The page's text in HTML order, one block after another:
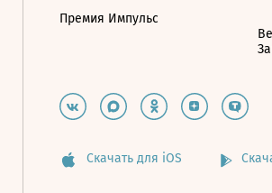
Премия Импульс
Скачать для iOS